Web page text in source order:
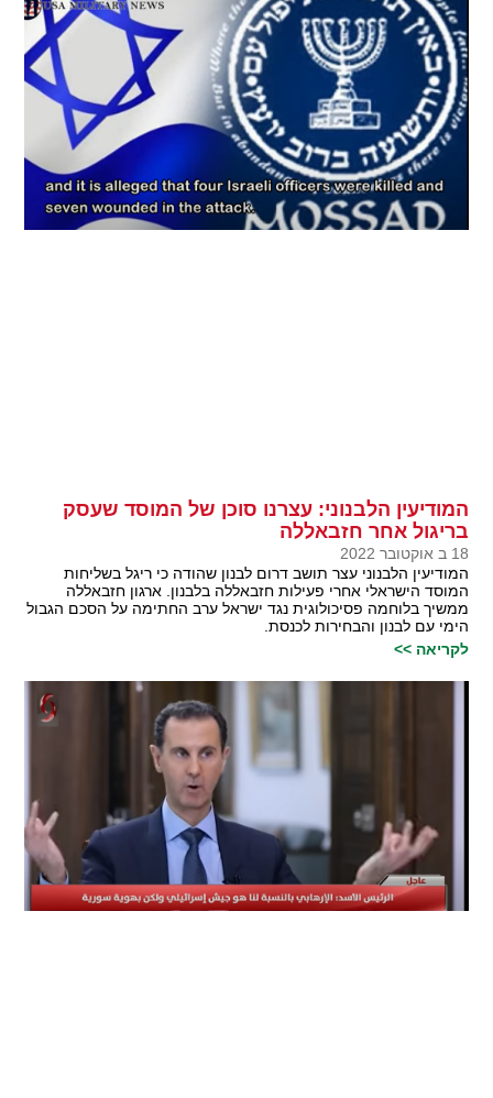
המודיעין הלבנוני: עצרנו סוכן של המוסד שעסק
בריגול אחר חזבאללה
18 ב אוקטובר 2022
המודיעין הלבנוני עצר תושב דרום לבנון שהודה כי ריגל בשליחות
המוסד הישראלי אחרי פעילות חזבאללה בלבנון. ארגון חזבאללה
ממשיך בלוחמה פסיכולוגית נגד ישראל ערב החתימה על הסכם הגבול
הימי עם לבנון והבחירות לכנסת.
לקריאה >>